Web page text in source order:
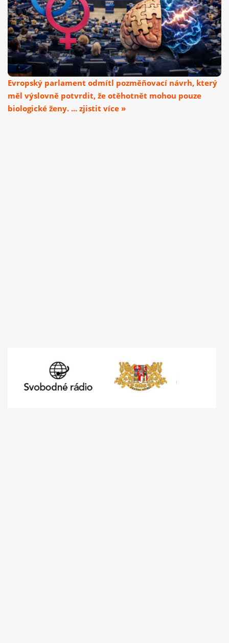
Evropský parlament odmítl pozměňovací návrh, který
měl výslovně potvrdit, že otěhotnět mohou pouze
biologické ženy. ... zjistit více »